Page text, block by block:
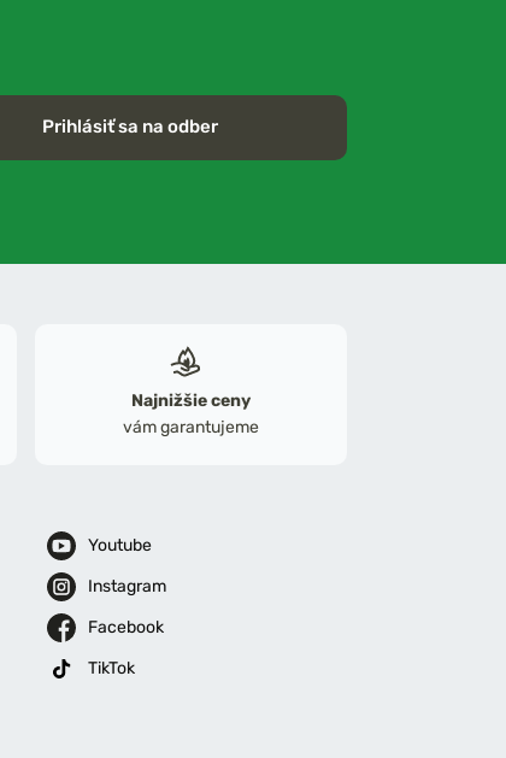
Prihlásiť sa na odber
Najnižšie ceny
vám garantujeme
Youtube
Instagram
Facebook
TikTok